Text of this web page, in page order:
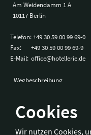
Cookies
Wir nutzen Cookies,
Am Weidendamm 1 A
10117 Berlin
Telefon:+49 30 59 00 99 69-0
Fax:
+49 30 59 00 99 69-9
E-Mail: office@hotellerie.de
Wegbeschreibung